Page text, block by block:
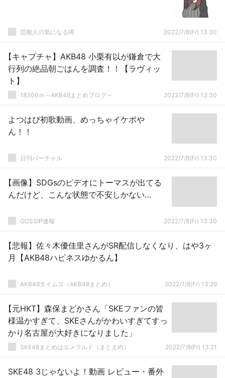
芸能人の気になる噂 2022/7/8(Fr) 13:30
【キャプチャ】AKB48 小栗有以が鎌倉で大
行列の絶品朝ごはんを調査！！【ラヴィッ
ト】
18300ｍ～AKB48まとめブログ～ 2022/7/8(Fr) 13:30
よつはぴ初歌動画、めっちゃイケボや
ん！！
日刊バーチャル 2022/7/8(Fr) 13:30
【画像】SDGsのビデオにトーマスが出てる
んだけど、こんな状態で不安しかない…
GOSSIP速報 2022/7/8(Fr) 13:30
【悲報】佐々木優佳里さんがSR配信しなくなり、はや3ヶ
月【AKB48ハピネスゆかるん】
AKB48タイムズ（AKB48まとめ） 2022/7/8(Fr) 13:29
【元HKT】森保まどかさん「SKEファンの皆
様温かすぎて、SKEさんがかわいすぎてすっ
かり名古屋が大好きになりました」
SKE48まとめはエメラルド（まとえめ） 2022/7/8(Fr) 13:21
SKE48 3じゃないよ！動画 レビュー・番外